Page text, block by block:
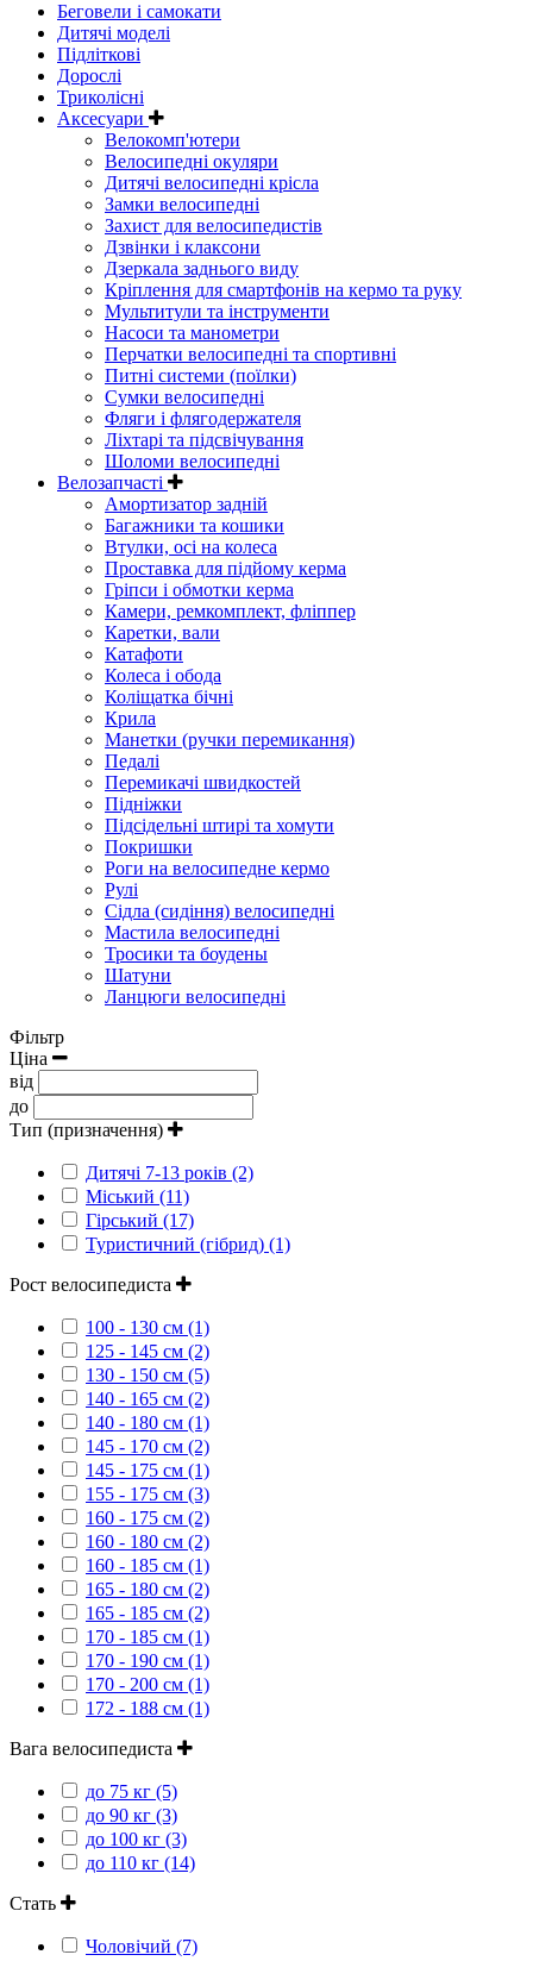
Беговели і самокати
Дитячі моделі
Підліткові
Дорослі
Триколісні
Аксесуари
Велокомп'ютери
Велосипедні окуляри
Дитячі велосипедні крісла
Замки велосипедні
Захист для велосипедистів
Дзвінки і клаксони
Дзеркала заднього виду
Кріплення для смартфонів на кермо та руку
Мультитули та інструменти
Насоси та манометри
Перчатки велосипедні та спортивні
Питні системи (поїлки)
Сумки велосипедні
Фляги і флягодержателя
Ліхтарі та підсвічування
Шоломи велосипедні
Велозапчасті
Амортизатор задній
Багажники та кошики
Втулки, осі на колеса
Проставка для підйому керма
Гріпси і обмотки керма
Камери, ремкомплект, фліппер
Каретки, вали
Катафоти
Колеса і обода
Коліщатка бічні
Крила
Манетки (ручки перемикання)
Педалі
Перемикачі швидкостей
Підніжки
Підсідельні штирі та хомути
Покришки
Роги на велосипедне кермо
Рулі
Сідла (сидіння) велосипедні
Мастила велосипедні
Тросики та боудены
Шатуни
Ланцюги велосипедні
Фільтр
Ціна
від
до
Тип (призначення)
Дитячі 7-13 років (2)
Міський (11)
Гірський (17)
Туристичний (гібрид) (1)
Рост велосипедиста
100 - 130 см (1)
125 - 145 см (2)
130 - 150 см (5)
140 - 165 см (2)
140 - 180 см (1)
145 - 170 см (2)
145 - 175 см (1)
155 - 175 см (3)
160 - 175 см (2)
160 - 180 см (2)
160 - 185 см (1)
165 - 180 см (2)
165 - 185 см (2)
170 - 185 см (1)
170 - 190 см (1)
170 - 200 см (1)
172 - 188 см (1)
Вага велосипедиста
до 75 кг (5)
до 90 кг (3)
до 100 кг (3)
до 110 кг (14)
Стать
Чоловічий (7)